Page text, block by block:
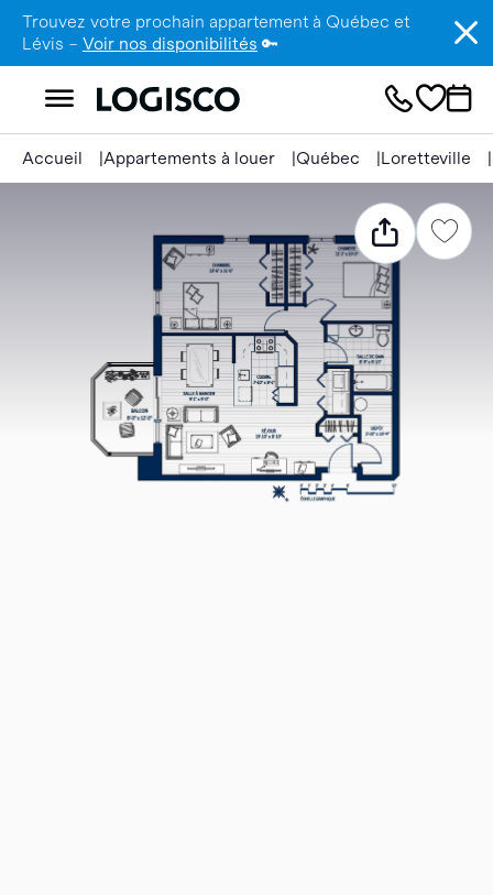
Trouvez votre prochain appartement à Québec et
Lévis – Voir nos disponibilités 🔑
Accueil Appartements à louer Québec Loretteville